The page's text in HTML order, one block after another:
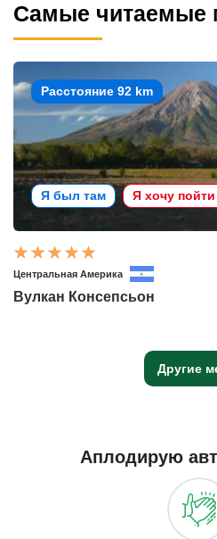
Самые читаемые
Расстояние 92 km
Я был там Я хочу пойти
Центральная Америка
Вулкан Консепсьон
Другие
Аплодирую